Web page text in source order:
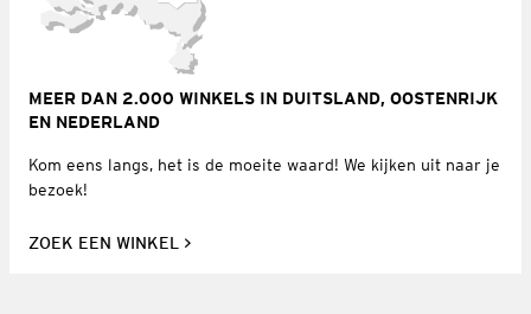
MEER DAN 2.000 WINKELS IN DUITSLAND, OOSTENRIJK
EN NEDERLAND
Kom eens langs, het is de moeite waard! We kijken uit naar je
bezoek!
ZOEK EEN WINKEL